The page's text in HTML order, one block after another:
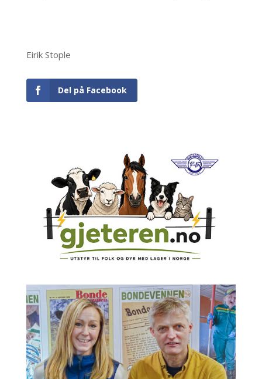
Eirik Stople
Del på Facebook